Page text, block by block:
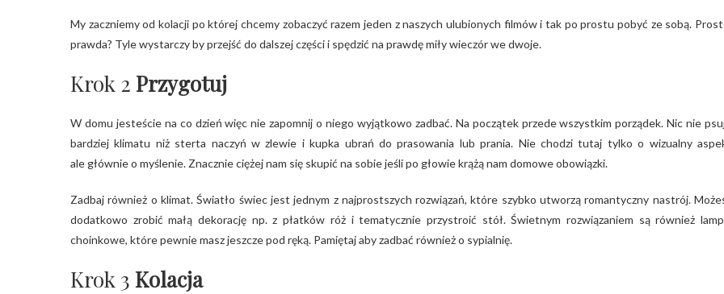
My zaczniemy od kolacji po której chcemy zobaczyć razem jeden z naszych ulubionych filmów i tak po prostu pobyć ze sobą.
prawda? Tyle wystarczy by przejść do dalszej części i spędzić na prawdę miły wieczór we dwoje.
Krok 2 Przygotuj
W domu jesteście na co dzień więc nie zapomnij o niego wyjątkowo zadbać. Na początek przede wszystkim porządek. Nic nie
bardziej klimatu niż sterta naczyń w zlewie i kupka ubrań do prasowania lub prania. Nie chodzi tutaj tylko o wizualny
ale głównie o myślenie. Znacznie ciężej nam się skupić na sobie jeśli po głowie krążą nam domowe obowiązki.
Zadbaj również o klimat. Światło świec jest jednym z najprostszych rozwiązań, które szybko utworzą romantyczny nastrój.
dodatkowo zrobić małą dekorację np. z płatków róż i tematycznie przystroić stół. Świetnym rozwiązaniem są również
choinkowe, które pewnie masz jeszcze pod ręką. Pamiętaj aby zadbać również o sypialnię.
Krok 3 Kolacja